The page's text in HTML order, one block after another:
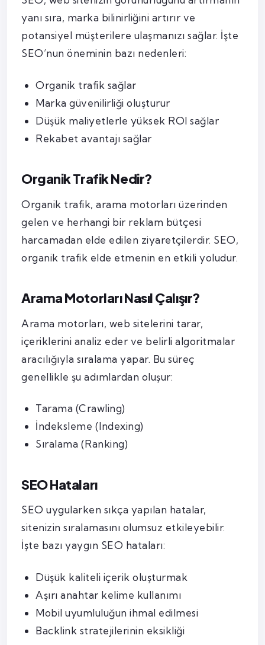
yanı sıra, marka bilinirliğini artırır ve
potansiyel müşterilere ulaşmanızı sağlar. İşte
SEO’nun öneminin bazı nedenleri:
Organik trafik sağlar
Marka güvenilirliği oluşturur
Düşük maliyetlerle yüksek ROI sağlar
Rekabet avantajı sağlar
Organik Trafik Nedir?
Organik trafik, arama motorları üzerinden
gelen ve herhangi bir reklam bütçesi
harcamadan elde edilen ziyaretçilerdir. SEO,
organik trafik elde etmenin en etkili yoludur.
Arama Motorları Nasıl Çalışır?
Arama motorları, web sitelerini tarar,
içeriklerini analiz eder ve belirli algoritmalar
aracılığıyla sıralama yapar. Bu süreç
genellikle şu adımlardan oluşur:
Tarama (Crawling)
İndeksleme (Indexing)
Sıralama (Ranking)
SEO Hataları
SEO uygularken sıkça yapılan hatalar,
sitenizin sıralamasını olumsuz etkileyebilir.
İşte bazı yaygın SEO hataları:
Düşük kaliteli içerik oluşturmak
Aşırı anahtar kelime kullanımı
Mobil uyumluluğun ihmal edilmesi
Backlink stratejilerinin eksikliği